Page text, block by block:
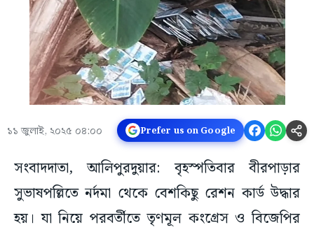
১১ জুলাই, ২০২৫ ০৪:০০ Prefer us on Google
সংবাদদাতা, আলিপুরদুয়ার: বৃহস্পতিবার বীরপাড়ার
সুভাষপল্লিতে নর্দমা থেকে বেশকিছু রেশন কার্ড উদ্ধার
হয়। যা নিয়ে পরবর্তীতে তৃণমূল কংগ্রেস ও বিজেপির